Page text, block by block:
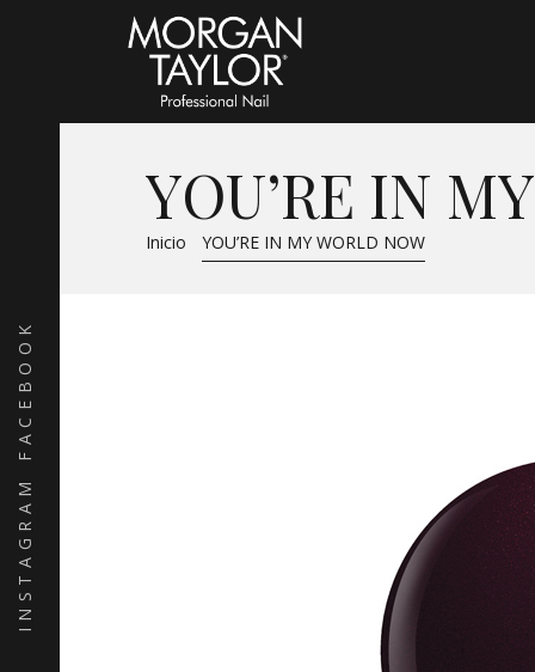
FACEBOOK
INSTAGRAM
YOU’RE IN
Inicio YOU’RE IN MY WORLD NOW